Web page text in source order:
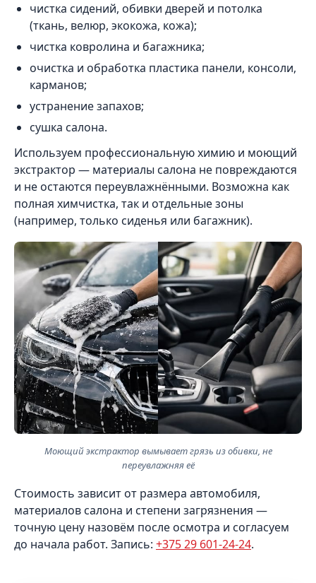
чистка сидений, обивки дверей и потолка
(ткань, велюр, экокожа, кожа);
чистка ковролина и багажника;
очистка и обработка пластика панели, консоли,
карманов;
устранение запахов;
сушка салона.
Используем профессиональную химию и моющий
экстрактор — материалы салона не повреждаются
и не остаются переувлажнёнными. Возможна как
полная химчистка, так и отдельные зоны
(например, только сиденья или багажник).
Моющий экстрактор вымывает грязь из обивки, не
переувлажняя её
Стоимость зависит от размера автомобиля,
материалов салона и степени загрязнения —
точную цену назовём после осмотра и согласуем
до начала работ. Запись: +375 29 601-24-24.